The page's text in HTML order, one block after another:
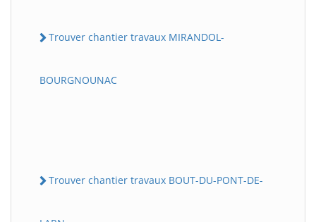
Trouver chantier travaux MIRANDOL-
BOURGNOUNAC
Trouver chantier travaux BOUT-DU-PONT-DE-